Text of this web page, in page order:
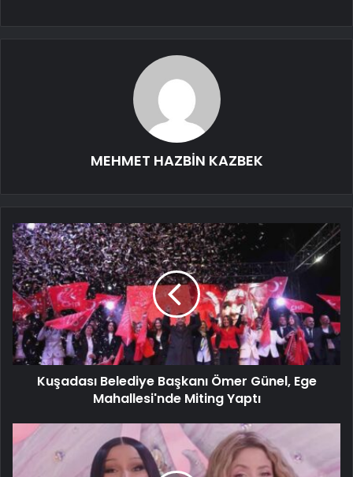
MEHMET HAZBİN KAZBEK
Kuşadası Belediye Başkanı Ömer Günel, Ege
Mahallesi'nde Miting Yaptı